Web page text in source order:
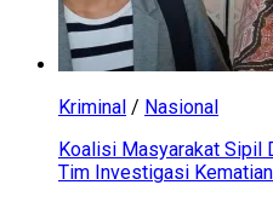
Kriminal / Nasional
Koalisi Masyarakat Sipil
Tim Investigasi